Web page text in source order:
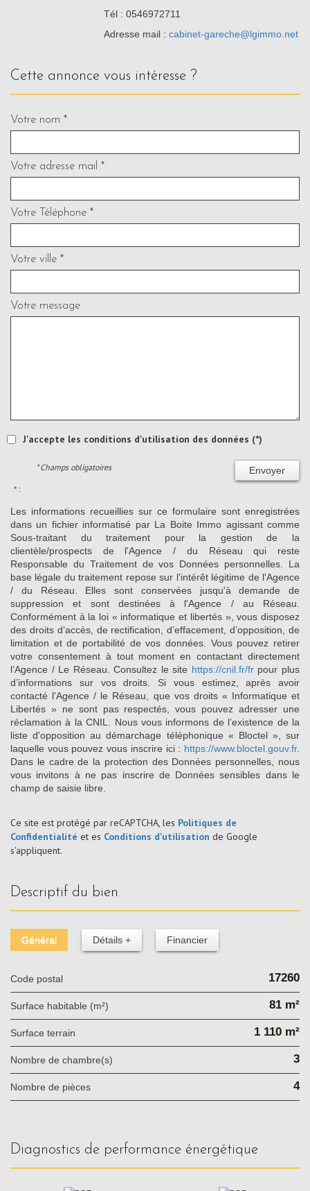
Tél : 0546972711
Adresse mail : cabinet-gareche@lgimmo.net
cette annonce vous intéresse ?
Votre nom *
Votre adresse mail *
Votre Téléphone *
Votre ville *
Votre message
J'accepte les conditions d'utilisation des données (*)
Envoyer
* Champs obligatoires
* :
Les informations recueillies sur ce formulaire sont enregistrées
dans un fichier informatisé par La Boite Immo agissant comme
Sous-traitant du traitement pour la gestion de la
clientèle/prospects de l'Agence / du Réseau qui reste
Responsable du Traitement de vos Données personnelles. La
base légale du traitement repose sur l'intérêt légitime de l'Agence
/ du Réseau. Elles sont conservées jusqu'à demande de
suppression et sont destinées à l'Agence / au Réseau.
Conformément à la loi « informatique et libertés », vous disposez
des droits d’accès, de rectification, d’effacement, d’opposition, de
limitation et de portabilité de vos données. Vous pouvez retirer
votre consentement à tout moment en contactant directement
l’Agence / Le Réseau. Consultez le site https://cnil.fr/frpour plus
d’informations sur vos droits. Si vous estimez, après avoir
contacté l'Agence / le Réseau, que vos droits « Informatique et
Libertés » ne sont pas respectés, vous pouvez adresser une
réclamation à la CNIL. Nous vous informons de l’existence de la
liste d'opposition au démarchage téléphonique « Bloctel », sur
laquelle vous pouvez vous inscrire ici : https://www.bloctel.gouv.fr.
Dans le cadre de la protection des Données personnelles, nous
vous invitons à ne pas inscrire de Données sensibles dans le
champ de saisie libre.
Ce site est protégé par reCAPTCHA, les Politiques de
Confidentialité et es Conditions d'utilisation de Google
s'appliquent.
descriptif du bien
Général Détails + Financier
Code postal 17260
Surface habitable (m²) 81 m²
surface terrain 1 110 m²
Nombre de chambre(s) 3
Nombre de pièces 4
diagnostics de performance énergétique